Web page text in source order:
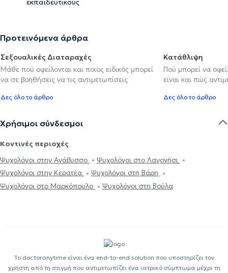
εκπαιδευτικούς
Προτεινόμενα άρθρα
Σεξουαλικές Διαταραχές
Μάθε πού οφείλονται και ποιος ειδικός μπορεί
να σε βοηθήσεις να τις αντιμετωπίσεις
Δες όλο το άρθρο
Κατάθλιψη
Πού μπορεί να
είναι και πώς
Δες όλο το άρθρο
Χρήσιμοι σύνδεσμοι
Κοντινές περιοχές
Ψυχολόγοι στην Ανάβυσσο
Ψυχολόγοι στο Λαγονήσι
Ψυχολόγοι στην Κερατέα
Ψυχολόγοι στη Βάρη
Ψυχολόγοι στο Μαρκόπουλο
Ψυχολόγοι στη Βούλα
Το doctoranytime είναι ένα end-to-end solution που υποστηρίζει τον
χρήστη από τη στιγμή που αντιμετωπίζει ένα ιατρικό σύμπτωμα μέχρι τη